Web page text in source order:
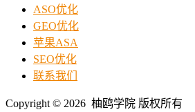
ASO优化
GEO优化
苹果ASA
SEO优化
联系我们
Copyright © 2026 柚鸥学院 版权所有